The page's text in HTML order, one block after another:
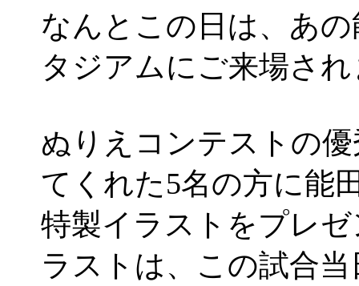
なんとこの日は、あ
タジアムにご来場さ
ぬりえコンテストの
てくれた5名の方に能
特製イラストをプレ
ラストは、この試合